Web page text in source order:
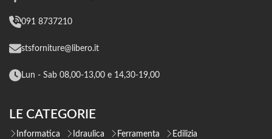
091 8737210
stsforniture@libero.it
Lun - Sab 08,00-13,00 e 14,30-19,00
LE CATEGORIE
Informatica Idraulica Ferramenta
Edilizia